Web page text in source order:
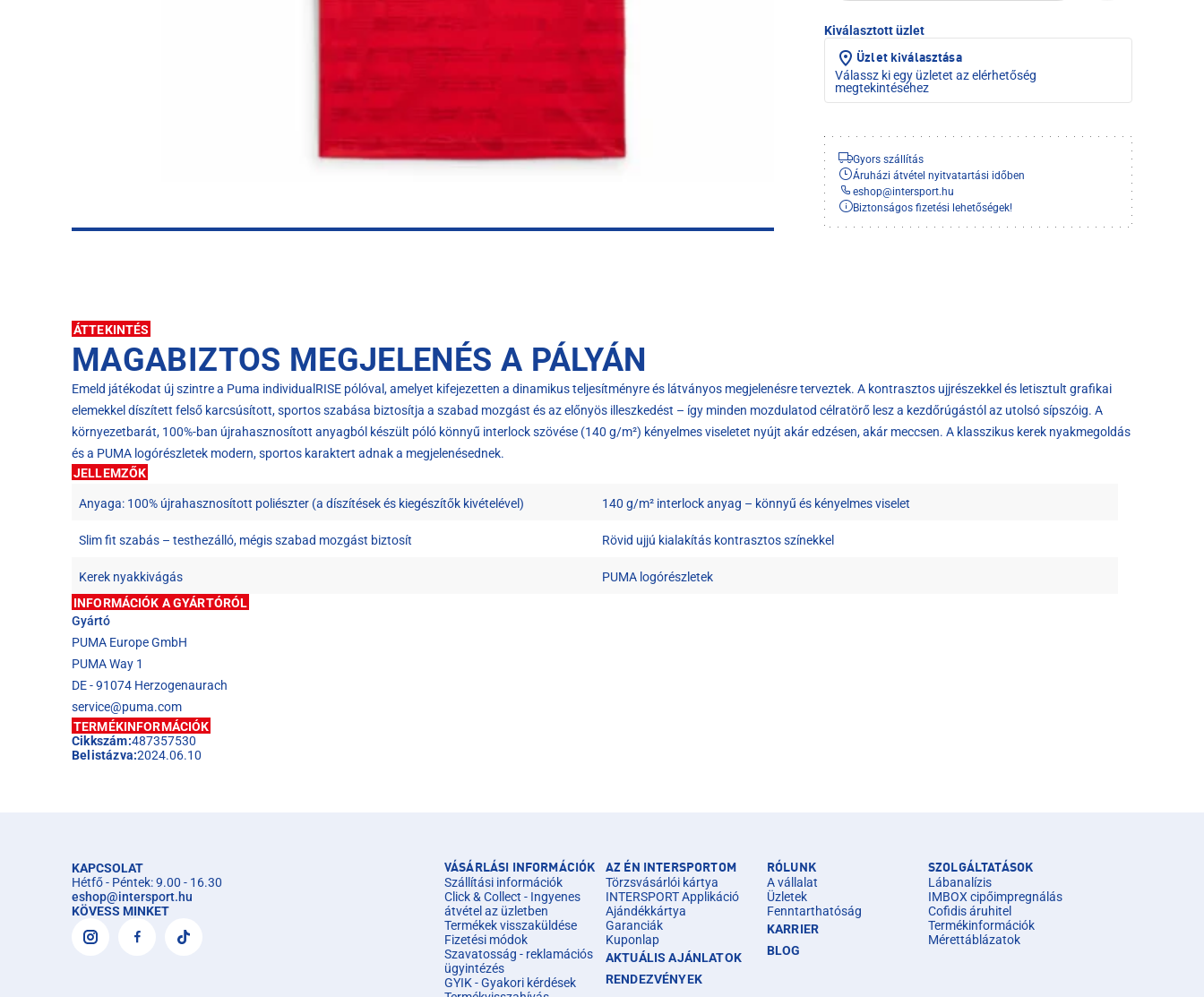
Kiválasztott üzlet
Üzlet kiválasztása
Válassz ki egy üzletet az elérhetőség
megtekintéséhez
Gyors szállítás
Áruházi átvétel nyitvatartási időben
eshop@intersport.hu
Biztonságos fizetési lehetőségek!
ÁTTEKINTÉS
MAGABIZTOS MEGJELENÉS A PÁLYÁN
Emeld játékodat új szintre a Puma individualRISE pólóval, amelyet kifejezetten a dinamikus teljesítményre és látványos megjelenésre terveztek. A kontrasztos ujjrészekkel és letisztult grafikai
elemekkel díszített felső karcsúsított, sportos szabása biztosítja a szabad mozgást és az előnyös illeszkedést – így minden mozdulatod célratörő lesz a kezdőrúgástól az utolsó sípszóig. A
környezetbarát, 100%-ban újrahasznosított anyagból készült póló könnyű interlock szövése (140 g/m²) kényelmes viseletet nyújt akár edzésen, akár meccsen. A klasszikus kerek nyakmegoldás
és a PUMA logórészletek modern, sportos karaktert adnak a megjelenésednek.
JELLEMZŐK
Anyaga: 100% újrahasznosított poliészter (a díszítések és kiegészítők kivételével) 140 g/m² interlock anyag – könnyű és kényelmes viselet
Slim fit szabás – testhezálló, mégis szabad mozgást biztosít Rövid ujjú kialakítás kontrasztos színekkel
Kerek nyakkivágás
PUMA logórészletek
INFORMÁCIÓK A GYÁRTÓRÓL
Gyártó
PUMA Europe GmbH
PUMA Way 1
DE - 91074 Herzogenaurach
service@puma.com
TERMÉKINFORMÁCIÓK
Cikkszám:487357530
Belistázva:2024.06.10
KAPCSOLAT
Hétfő - Péntek: 9.00 - 16.30
eshop@intersport.hu
KÖVESS MINKET
VÁSÁRLÁSI INFORMÁCIÓK
Szállítási információk
Click & Collect - Ingyenes
átvétel az üzletben
Termékek visszaküldése
Fizetési módok
Szavatosság - reklamációs
ügyintézés
GYIK - Gyakori kérdések
AZ ÉN INTERSPORTOM
Törzsvásárlói kártya
INTERSPORT Applikáció
Ajándékkártya
Garanciák
Kuponlap
AKTUÁLIS AJÁNLATOK
RENDEZVÉNYEK
RÓLUNK
A vállalat
Üzletek
Fenntarthatóság
KARRIER
BLOG
SZOLGÁLTATÁSOK
Lábanalízis
IMBOX cipőimpregnálás
Cofidis áruhitel
Termékinformációk
Mérettáblázatok